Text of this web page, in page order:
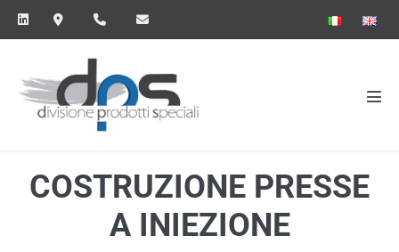
Salta
al
COSTRUZIONE PRESSE
A INIEZIONE